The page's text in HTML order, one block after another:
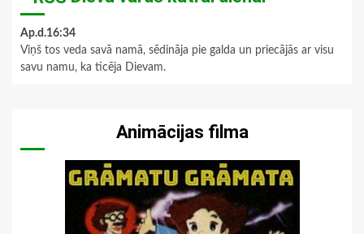
Ap.d.16:34
Viņš tos veda savā namā, sēdināja pie galda un priecājās ar visu
savu namu, ka ticēja Dievam.
Animācijas filma